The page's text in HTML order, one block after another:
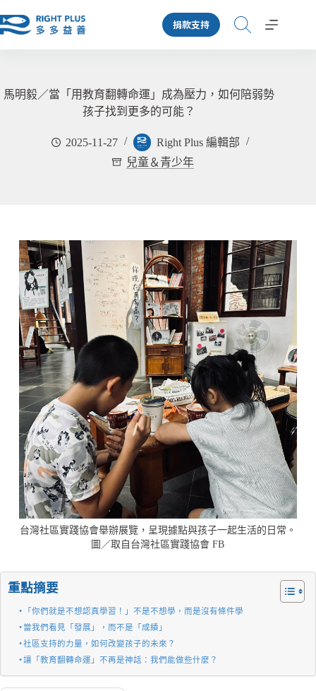
至
容
捐款支持
馬明毅／當「用教育翻轉命運」成為壓力，如何陪弱勢
孩子找到更多的可能？
2025-11-27
Right Plus 編輯部
兒童＆青少年
台灣社區實踐協會舉辦展覽，呈現據點與孩子一起生活的日常。
圖／取自台灣社區實踐協會 FB
重點摘要
「你們就是不想認真學習！」不是不想學，而是沒有條件學
當我們看見「發展」，而不是「成績」
社區支持的力量，如何改變孩子的未來？
讓「教育翻轉命運」不再是神話：我們能做些什麼？